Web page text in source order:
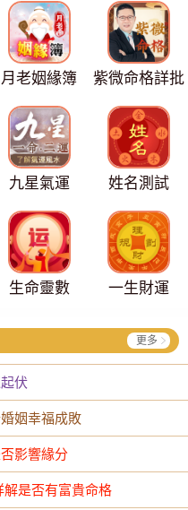
月老姻緣簿 紫微命格詳批
九星氣運 姓名測試
生命靈數 一生財運
更多
伏
姻幸福成敗
影響緣分
解是否有富貴命格